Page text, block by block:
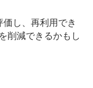
し、再利用でき
削減できるかもし